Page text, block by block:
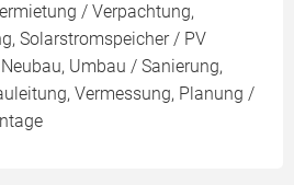
/ Verpachtung,
Solarstromspeicher / PV
Umbau / Sanierung,
Vermessung, Planung /